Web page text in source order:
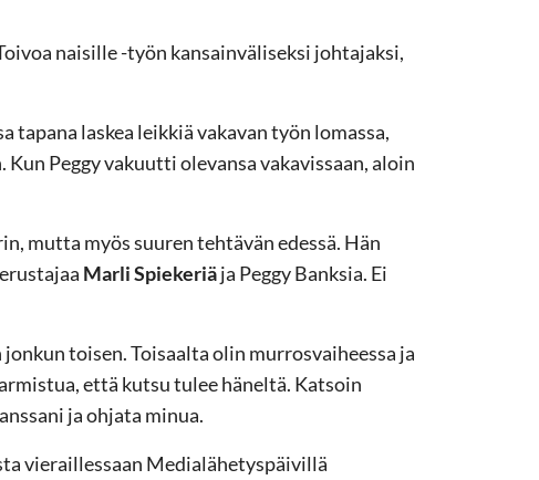
naisille -työn kansainväliseksi johtajaksi,
tapana laskea leikkiä vakavan työn lomassa,
Peggy vakuutti olevansa vakavissaan, aloin
mutta myös suuren tehtävän edessä. Hän
Marli Spiekeriäja Peggy Banksia. Ei
toisen. Toisaalta olin murrosvaiheessa ja
että kutsu tulee häneltä. Katsoin
ja ohjata minua.
vieraillessaan Medialähetyspäivillä